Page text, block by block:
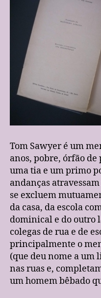
Tom Sawyer é um
anos, pobre, órfão de
uma tia e um primo
andanças
se excluem
da casa, da escola
dominical e do outro
colegas de rua e de
principalmente o
(que deu nome a um
nas ruas e,
um homem bêbado